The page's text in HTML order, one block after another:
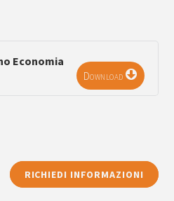
Economia
Download
RICHIEDI INFORMAZIONI